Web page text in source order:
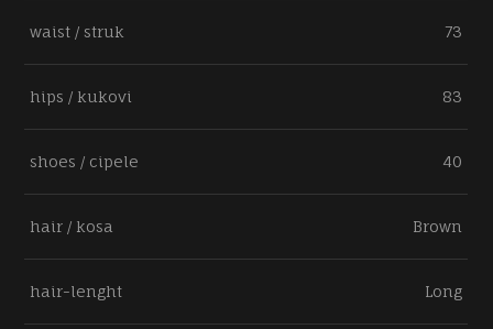
waist / struk 73
hips / kukovi 83
shoes / cipele 40
hair / kosa Brown
hair-lenght Long